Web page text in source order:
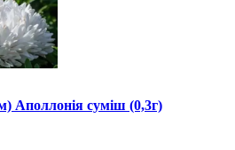
Аполлонія суміш (0,3г)